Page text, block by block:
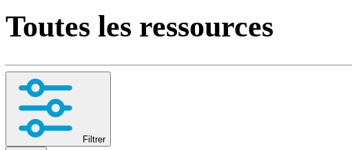
Produits
Solutions
Services
Acheter
Ressources
Contactez-
nous
S'enregistrer
Se
Toutes les ressources
Filtrer